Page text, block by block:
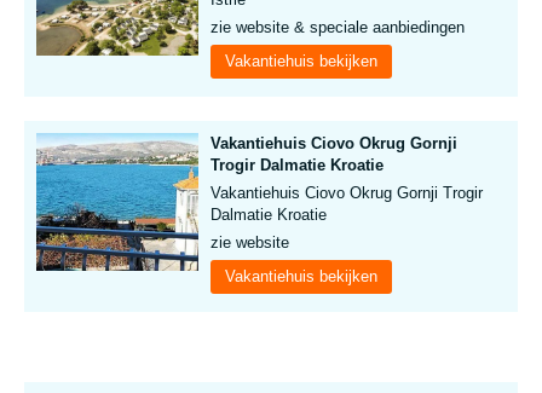
zie website & speciale aanbiedingen
Vakantiehuis bekijken
Vakantiehuis Ciovo Okrug Gornji
Trogir Dalmatie Kroatie
Vakantiehuis Ciovo Okrug Gornji Trogir
Dalmatie Kroatie
zie website
Vakantiehuis bekijken